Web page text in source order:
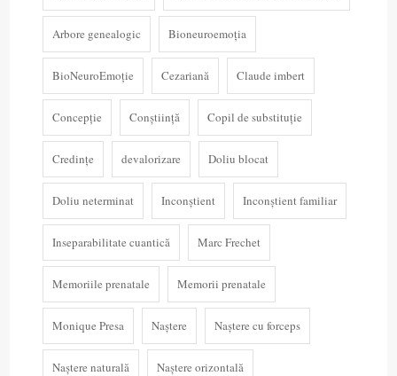
Arbore genealogic Bioneuroemoția
BioNeuroEmoție Cezariană Claude imbert
Concepție Conștiință Copil de substituție
Credințe devalorizare Doliu blocat
Doliu neterminat Inconștient Inconștient familiar
Inseparabilitate cuantică Marc Frechet
Memoriile prenatale Memorii prenatale
Monique Presa Naștere Naștere cu forceps
Naștere naturală Naștere orizontală